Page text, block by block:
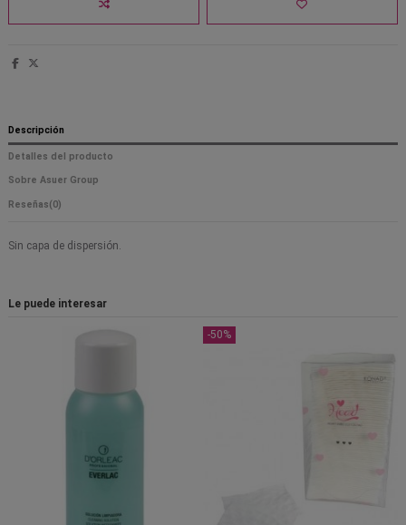
Descripción
Detalles del producto
Sobre Asuer Group
Reseñas(0)
Sin capa de dispersión.
Le puede interesar
-50%